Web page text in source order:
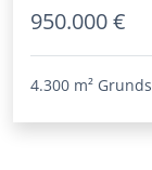
950.000 €
4.300 m²